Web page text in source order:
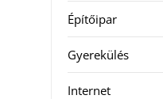
Építőipar
Gyerekülés
Internet